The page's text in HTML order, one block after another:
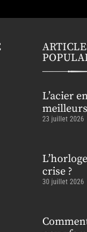
L’acier
23 juillet 2026
crise ?
30 juillet 2026